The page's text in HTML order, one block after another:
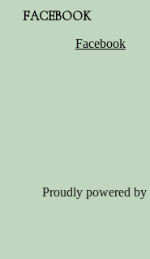
FACEBOOK
Facebook
Proudly powered by